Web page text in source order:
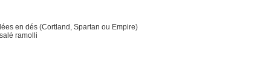
en dés (Cortland, Spartan ou Empire)
ramolli